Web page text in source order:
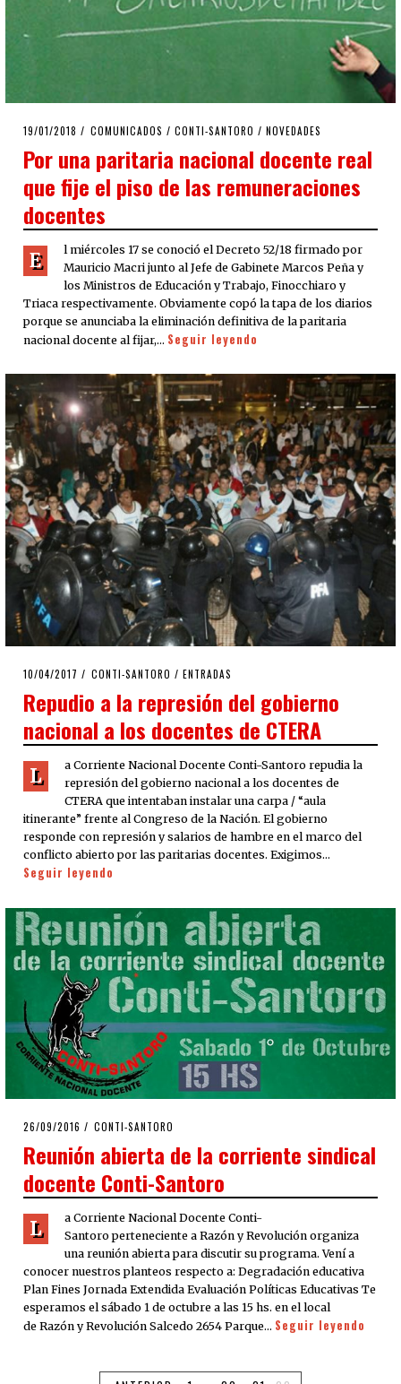
POSTED
19/01/2018 19/01/2018
COMUNICADOS / CONTI-SANTORO / NOVEDADES
Por una paritaria nacional docente real
que fije el piso de las remuneraciones
docentes
E
l miércoles 17 se conoció el Decreto 52/18 firmado por
Mauricio Macri junto al Jefe de Gabinete Marcos Peña y
los Ministros de Educación y Trabajo, Finocchiaro y
Triaca respectivamente. Obviamente copó la tapa de los diarios
porque se anunciaba la eliminación definitiva de la paritaria
nacional docente al fijar,… Seguir leyendo
POSTED
10/04/2017 10/04/2017
CONTI-SANTORO / ENTRADAS
Repudio a la represión del gobierno
nacional a los docentes de CTERA
L
a Corriente Nacional Docente Conti-Santoro repudia la
represión del gobierno nacional a los docentes de
CTERA que intentaban instalar una carpa / “aula
itinerante” frente al Congreso de la Nación. El gobierno
responde con represión y salarios de hambre en el marco del
conflicto abierto por las paritarias docentes. Exigimos…
Seguir leyendo
POSTED
26/09/2016 10/10/2016
CONTI-SANTORO
Reunión abierta de la corriente sindical
docente Conti-Santoro
L
a Corriente Nacional Docente Conti-
Santoro perteneciente a Razón y Revolución organiza
una reunión abierta para discutir su programa. Vení a
conocer nuestros planteos respecto a: Degradación educativa
Plan Fines Jornada Extendida Evaluación Políticas Educativas Te
esperamos el sábado 1 de octubre a las 15 hs. en el local
de Razón y Revolución Salcedo 2654 Parque… Seguir leyendo